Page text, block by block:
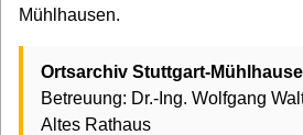
Mühlhausen.
Ortsarchiv Stuttgart-
Betreuung: Dr.-Ing. Wolfgang
Altes Rathaus